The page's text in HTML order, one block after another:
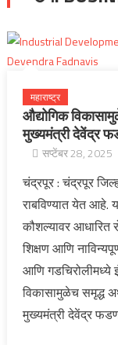
महाराष्ट्र
औद्योगिक
मुख्यमंत्री देवेंद्र
सप्टेंबर 28, 2025
चंद्रपूर : चंद्रपूर
राबविण्यात येत आहे.
कौशल्यावर आधारित
शिक्षण आणि
आणि गडचिरोलीमध्ये
विकासामुळेच समृद्ध
मुख्यमंत्री देवेंद्र